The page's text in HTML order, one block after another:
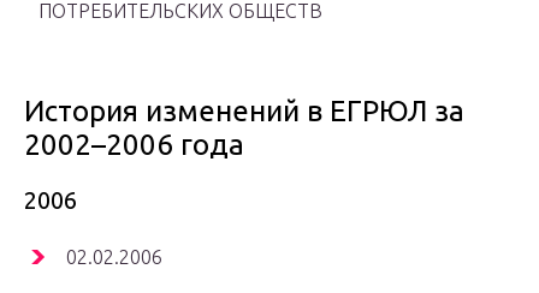
ПОТРЕБИТЕЛЬСКИХ ОБЩЕСТВ
История изменений в ЕГРЮЛ за
2002–2006 года
2006
02.02.2006